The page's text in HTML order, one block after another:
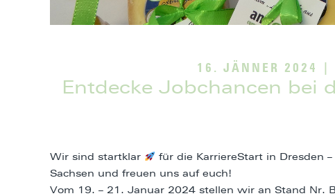
16. JÄNNER 2024
Entdecke Jobchancen bei
Wir sind startklar
für die KarriereStart in Dresden
Sachsen und freuen uns auf euch!
Vom 19. – 21. Januar 2024 stellen wir an Stand Nr.